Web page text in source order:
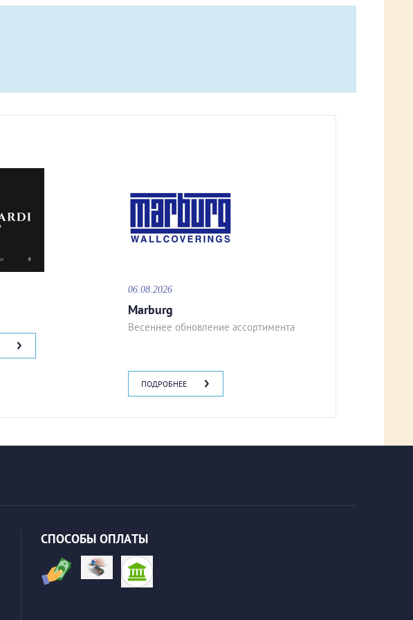
06.08.2026
Marburg
Весеннее обновление ассортимента
ПОДРОБНЕЕ
СПОСОБЫ ОПЛАТЫ